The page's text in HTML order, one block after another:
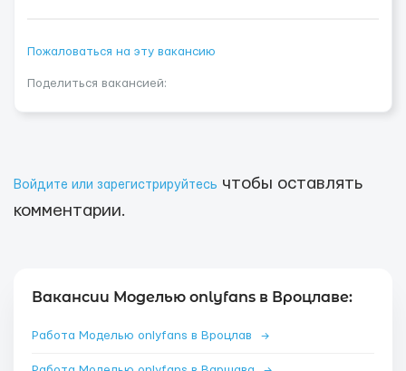
Пожаловаться на эту вакансию
Поделиться вакансией:
Войдите или зарегистрируйтесь чтобы оставлять
комментарии.
Вакансии Моделью onlyfans в Вроцлаве:
Работа Моделью onlyfans в Вроцлав →